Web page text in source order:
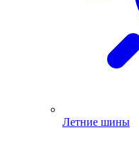
Летние шины